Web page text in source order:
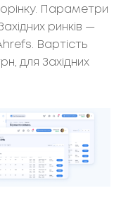
Параметри
ринків —
Вартість
для Західних